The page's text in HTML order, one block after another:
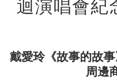
迴演唱會紀
戴愛玲《故事的故
周邊